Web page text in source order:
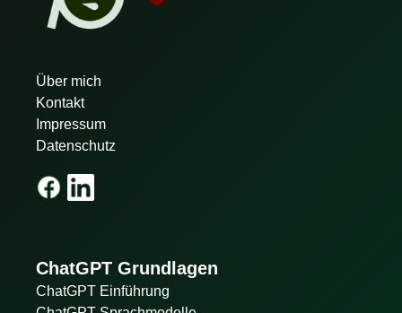
Über mich
Kontakt
Impressum
Datenschutz
ChatGPT Grundlagen
ChatGPT Einführung